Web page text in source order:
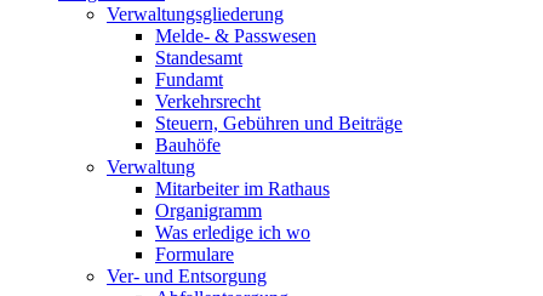
Verwaltungsgliederung
Melde- & Passwesen
Standesamt
Fundamt
Verkehrsrecht
Steuern, Gebühren und Beiträge
Bauhöfe
Verwaltung
Mitarbeiter im Rathaus
Organigramm
Was erledige ich wo
Formulare
Ver- und Entsorgung